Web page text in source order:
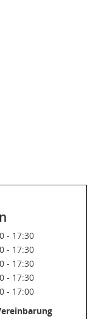
- 17:30
- 17:30
- 17:30
- 17:30
- 17:00